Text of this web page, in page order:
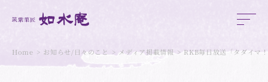
Home お知らせ/日々のこと メディア掲載情報 RKB毎日放送「タダイマ